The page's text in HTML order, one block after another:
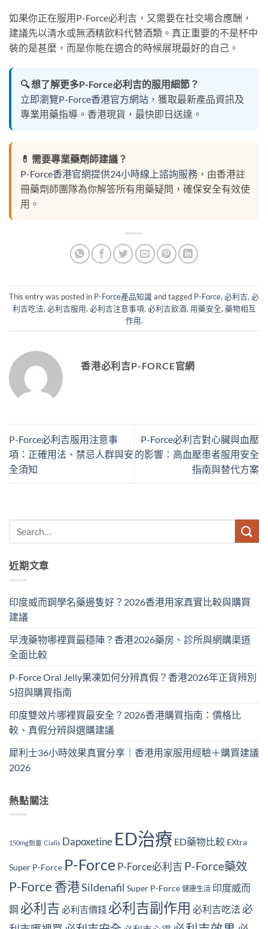
如果你正在服用P-Force必利吉，又需要在社交場合應酬，
建議先以清水或無酒精飲料代替酒類。真正重要的不是杯中
裝的是甚麼，而是你能在適合的時候展現最好的自己。
🔍 想了解更多P-Force必利吉的服用細節？
立即瀏覽P-Force香港官方網站 ，獲取最新產品資訊及
專業用藥指導。香港現貨，最快即日送達。
💊 需要專業藥劑師建議？
P-Force香港官網提供24小時線上諮詢服務 ，由香港註
冊藥劑師團隊為你解答所有用藥疑問，確保安全有效使
用。
This entry was posted in P-Force產品知識 and tagged P-Force, 必利吉, 必
利吉吃法, 必利吉服用, 必利吉注意事項, 必利吉飲酒, 用藥安全, 藥物相互
作用.
香港必利吉P-FORCE官網
P-Force必利吉服用注意事
項：正確用法、禁忌人群與安
全須知
P-Force必利吉對心臟與血壓
的影響：高血壓患者服用安全
指南與替代方案
近期文章
印度威而鋼學名藥邊隻好？2026香港用家真實比較與購買
建議
早洩藥物哪裡買最穩陣？香港2026藥房、診所與網購渠道
全面比較
P-Force Oral Jelly果凍如何分辨真假？香港2026年正貨辨別
5招與購買指南
印度雙效片哪裡買最安全？2026香港購買指南：價格比
較、真假分辨與選購建議
犀利士36小時效果真實分享｜香港用家服用經驗＋購買建議
2026
熱點關注
150mg劑量 Cialis Dapoxetine ED治療 ED藥物比較 EXtra
Super P-Force P-Force P-Force必利吉 P-Force藥效
P-Force 香港Sildenafil Super P-Force 健康生活 印度威而
鋼 必利吉 必利吉價錢 必利吉副作用 必利吉吃法 必